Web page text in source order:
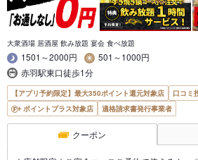
大衆酒場 居酒屋 飲み放題 宴会 食べ放題
1501～2000円
501～1000円
赤羽駅東口徒歩1分
【アプリ予約限定】最大350ポイント還元対象店
口コミ
ポイントプラス対象店
適格請求書発行事業者
クーポン